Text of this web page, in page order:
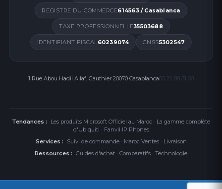
REGISTRE DU COMMERCE614563 / Casablanca
TAXE PROFESSIONNELLE35503688
IDENTIFIANT FISCAL60239074 CNSS5302547
1 Rue Abou Hadil Allaf, Gauthier 20070 Casablanca05 22 88 51 00
Tendances : Les produits Microsoft Officiel au Maroc · La gamme complète
d'Ubiquiti · Fanvil IP Phones
Services :
Suivi de commande· Maroc Ventes· Livraison
Ressources : Guides d'achat · Comparatifs · Technologie